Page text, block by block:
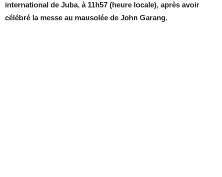
international de Juba, à 11h57 (heure locale), après avoir
célébré la messe au mausolée de John Garang.